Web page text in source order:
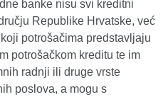
banke nisu svi kreditni
Republike Hrvatske, već
potrošačima predstavljaju
potrošačkom kreditu te im
radnji ili druge vrste
poslova, a mogu s